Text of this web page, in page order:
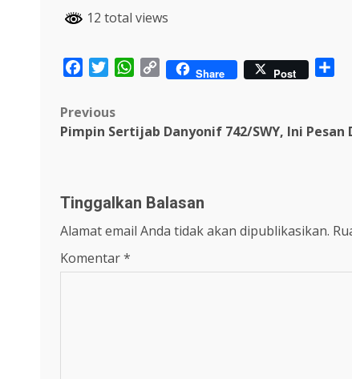
12 total views
FacebookTwitterWhatsApp
Copy Share Post
Post
navigation
Previous
Pimpin Sertijab Danyonif 742/SWY, Ini Pesan
Tinggalkan Balasan
Alamat email Anda tidak akan dipublikasikan.
Komentar*